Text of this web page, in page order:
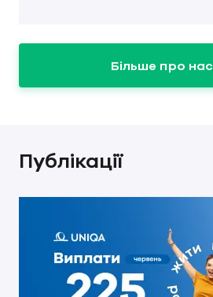
Більше про нас
Публікації